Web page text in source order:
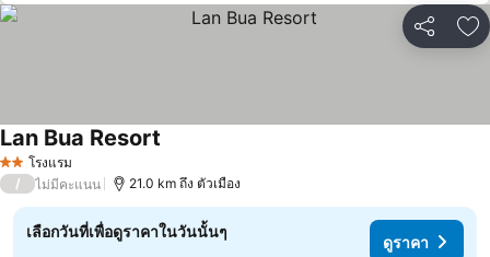
แชร์ เ
2 ดาวโรงแรม
Lan Bua Resort
/ ไม่มีคะแนน 21.0 km ถึง ตัวเมือง
เลือกวันที่เพื่อดูราคาในวันนั้นๆ
ดูราคา